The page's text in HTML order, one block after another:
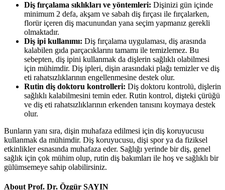
Diş fırçalama sıklıkları ve yöntemleri: Dişinizi gün içinde
minimum 2 defa, akşam ve sabah diş fırçası ile fırçalarken,
florür içeren diş macunundan yana seçim yapmanız gerekli
olmaktadır.
Diş ipi kullanımı: Diş fırçalama uygulaması, diş arasında
kalabilen gıda parçacıklarını tamamı ile temizlemez. Bu
sebepten, diş ipini kullanmak da dişlerin sağlıklı olabilmesi
için mühimdir. Diş ipleri, dişin arasındaki plağı temizler ve diş
eti rahatsızlıklarının engellenmesine destek olur.
Rutin diş doktoru kontrolleri: Diş doktoru kontrolü, dişlerin
sağlıklı kalabilmesini temin eder. Rutin kontrol, dişteki çürüğü
ve diş eti rahatsızlıklarının erkenden tanısını koymaya destek
olur.
Bunların yanı sıra, dişin muhafaza edilmesi için diş koruyucusu
kullanmak da mühimdir. Diş koruyucusu, dişi spor ya da fiziksel
etkinlikler esnasında muhafaza eder. Sağlığı yerinde bir diş, genel
sağlık için çok mühim olup, rutin diş bakımları ile hoş ve sağlıklı bir
gülümsemeye sahip olabilirsiniz.
About Prof. Dr. Özgür SAYIN